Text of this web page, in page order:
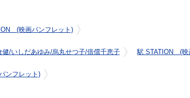
(映画パンフレット)
/いしだあゆみ/烏丸せつ子/倍償千恵子 駅 STATION (映
ンフレット)